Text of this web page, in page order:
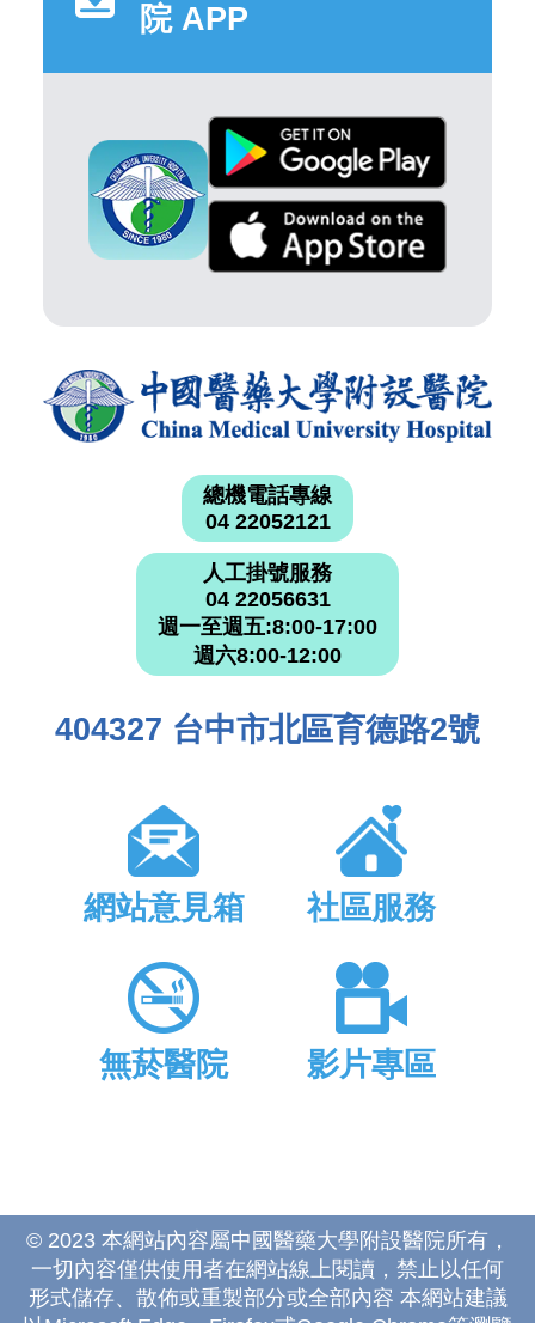
院 APP
總機電話專線
04 22052121
人工掛號服務
04 22056631
週一至週五:8:00-17:00
週六8:00-12:00
404327 台中市北區育德路2號
網站意見箱 社區服務
無菸醫院 影片專區
© 2023 本網站內容屬中國醫藥大學附設醫院所有，
一切內容僅供使用者在網站線上閱讀，禁止以任何
形式儲存、散佈或重製部分或全部內容 本網站建議